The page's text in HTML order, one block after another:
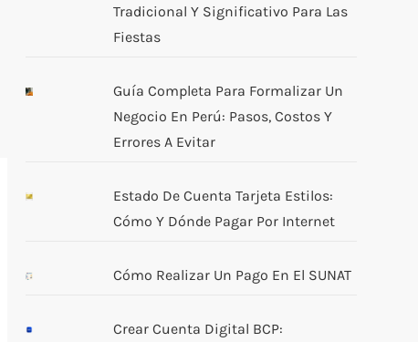
Tradicional Y Significativo Para Las
Fiestas
Guía Completa Para Formalizar Un
Negocio En Perú: Pasos, Costos Y
Errores A Evitar
Estado De Cuenta Tarjeta Estilos:
Cómo Y Dónde Pagar Por Internet
Cómo Realizar Un Pago En El SUNAT
Crear Cuenta Digital BCP: